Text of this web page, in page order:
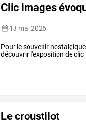
Clic images
13 mai 2026
Pour le souvenir
découvrir l'exposition de
Le croustilot